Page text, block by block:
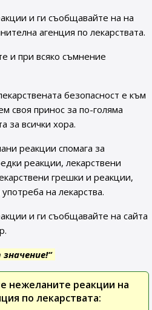
и ги съобщавайте на на
агенция по лекарствата.
и при всяко съмнение
безопасност е към
своя принос за по-голяма
за всички хора.
реакции спомага за
реакции, лекарствени
грешки и реакции,
на лекарства.
и ги съобщавайте на сайта
нежеланите реакции на
по лекарствата: